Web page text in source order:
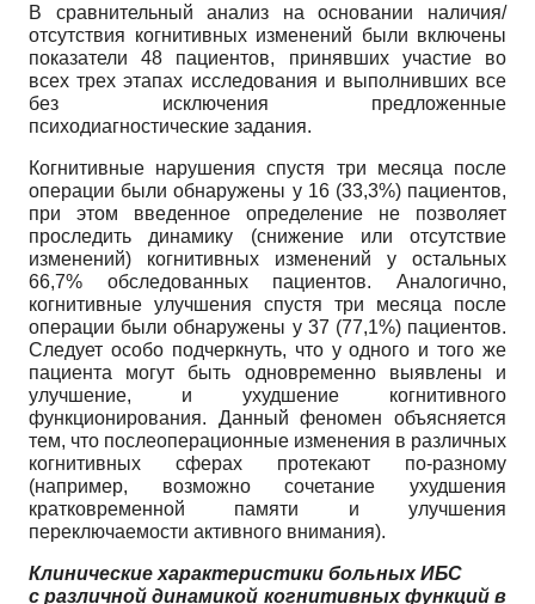
В сравнительный анализ на основании наличия/
отсутствия когнитивных изменений были включены
показатели 48 пациентов, принявших участие во
всех трех этапах исследования и выполнивших все
без исключения предложенные
психодиагностические задания.
Когнитивные нарушения спустя три месяца после
операции были обнаружены у 16 (33,3%) пациентов,
при этом введенное определение не позволяет
проследить динамику (снижение или отсутствие
изменений) когнитивных изменений у остальных
66,7% обследованных пациентов. Аналогично,
когнитивные улучшения спустя три месяца после
операции были обнаружены у 37 (77,1%) пациентов.
Следует особо подчеркнуть, что у одного и того же
пациента могут быть одновременно выявлены и
улучшение, и ухудшение когнитивного
функционирования. Данный феномен объясняется
тем, что послеоперационные изменения в различных
когнитивных сферах протекают по-разному
(например, возможно сочетание ухудшения
кратковременной памяти и улучшения
переключаемости активного внимания).
Клинические характеристики больных ИБС
с различной динамикой когнитивных функций в